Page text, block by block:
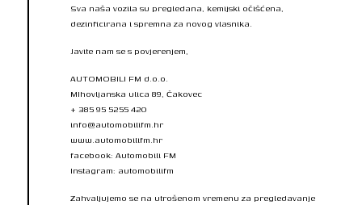
Sva naša vozila su pregledana, kemijski očišćena,
dezinficirana i spremna za novog vlasnika.
Javite nam se s povjerenjem,
AUTOMOBILI FM d.o.o.
MIhovljanska ulica 89, Čakovec
+ 385 95 5255 420
info@automobilifm.hr
www.automobilifm.hr
facebook: Automobili FM
Instagram: automobilifm
Zahvaljujemo se na utrošenom vremenu za pregledavanje